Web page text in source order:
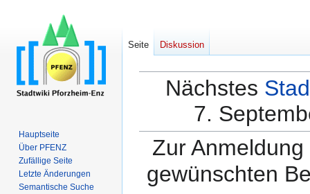
Nächstes
7.
Zur
gewünschten
Seite Diskussion
Hauptseite
Über PFENZ
Zufällige Seite
Letzte Änderungen
Semantische Suche